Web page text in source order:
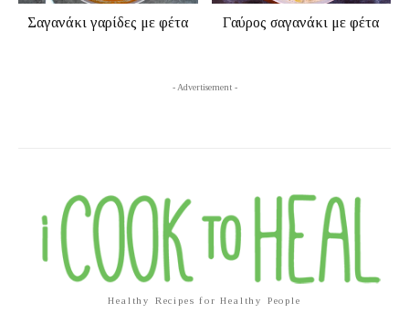
Σαγανάκι γαρίδες με φέτα Γαύρος σαγανάκι με φέτα
- Advertisement -
Healthy Recipes for Healthy People